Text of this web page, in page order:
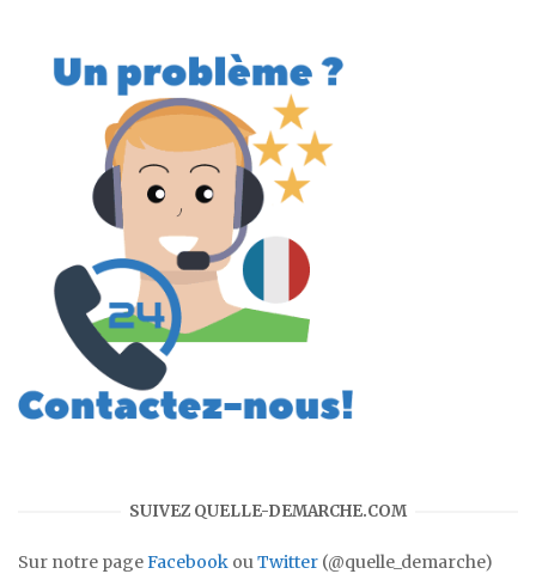
SUIVEZ QUELLE-DEMARCHE.COM
Sur notre pageFacebook ouTwitter (@quelle_demarche)